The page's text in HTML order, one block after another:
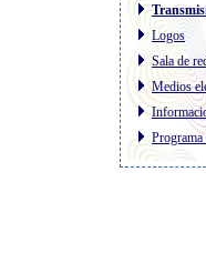
Logos
Sala de
Medios